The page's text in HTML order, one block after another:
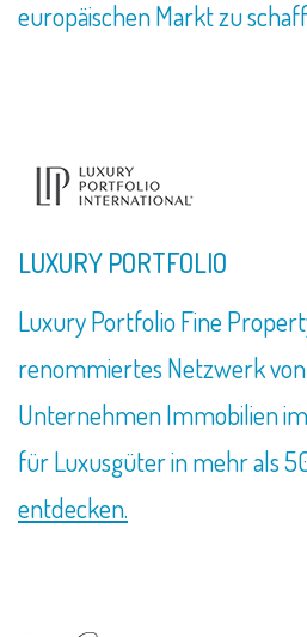
europäischen Markt zu
LUXURY PORTFOLIO
Luxury Portfolio Fine
renommiertes Netzwerk
Unternehmen Immobilien
für Luxusgüter in mehr als
entdecken.